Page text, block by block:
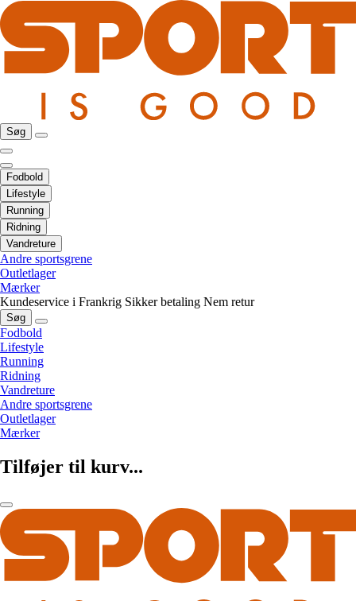
Søg
Fodbold
Lifestyle
Running
Ridning
Vandreture
Andre sportsgrene
Outletlager
Mærker
Kundeservice i Frankrig Sikker betaling Nem retur
Søg
Fodbold
Lifestyle
Running
Ridning
Vandreture
Andre sportsgrene
Outletlager
Mærker
Tilføjer til kurv...